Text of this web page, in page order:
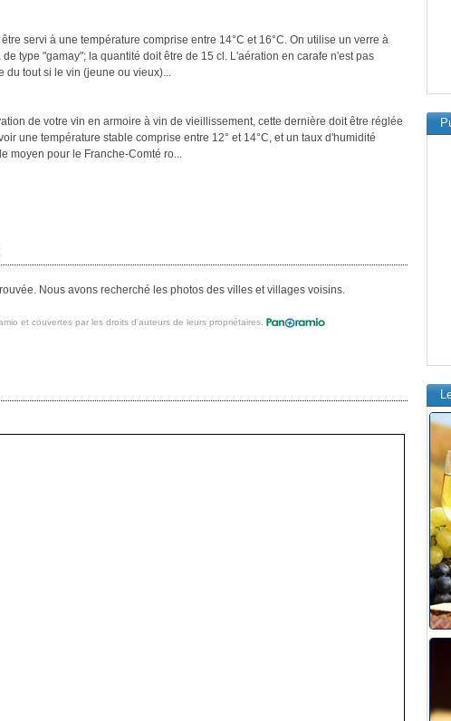
servi à une température comprise entre 14°C et 16°C. On utilise un verre à
type "gamay"; la quantité doit être de 15 cl. L'aération en carafe n'est pas
du tout si le vin (jeune ou vieux)...
de votre vin en armoire à vin de vieillissement, cette dernière doit être réglée
une température stable comprise entre 12° et 14°C, et un taux d'humidité
moyen pour le Franche-Comté ro...
Nous avons recherché les photos des villes et villages voisins.
et couvertes par les droits d'auteurs de leurs propriétaires.